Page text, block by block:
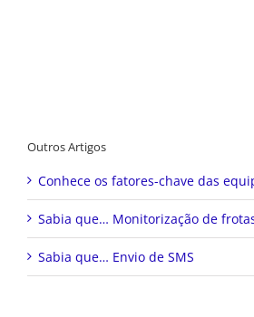
Outros Artigos
Conhece os fatores-chave das
Sabia que… Monitorização de
Sabia que… Envio de SMS